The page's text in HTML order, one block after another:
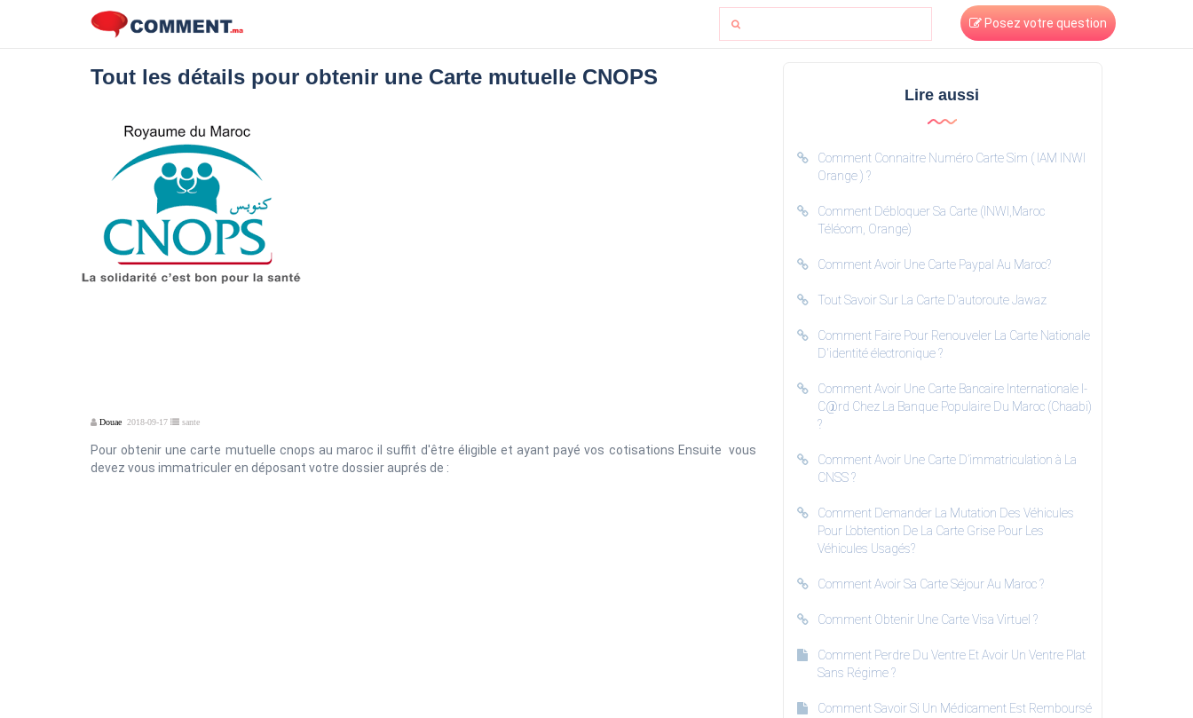
Posez votre question
Tout les détails pour obtenir une Carte mutuelle CNOPS
Douae 2018-09-17 sante
Pour obtenir une carte mutuelle cnops au maroc il suffit d'être éligible et ayant payé vos cotisations Ensuite vous
devez vous immatriculer en déposant votre dossier auprés de :
Lire aussi
Comment Connaitre Numéro Carte Sim ( IAM INWI
Orange ) ?
Comment Débloquer Sa Carte (INWI,Maroc
Télécom, Orange)
Comment Avoir Une Carte Paypal Au Maroc?
Tout Savoir Sur La Carte D'autoroute Jawaz
Comment Faire Pour Renouveler La Carte Nationale
D'identité électronique ?
Comment Avoir Une Carte Bancaire Internationale I-
C@rd Chez La Banque Populaire Du Maroc (Chaabi)
?
Comment Avoir Une Carte D’immatriculation à La
CNSS ?
Comment Demander La Mutation Des Véhicules
Pour L’obtention De La Carte Grise Pour Les
Véhicules Usagés?
Comment Avoir Sa Carte Séjour Au Maroc ?
Comment Obtenir Une Carte Visa Virtuel ?
Comment Perdre Du Ventre Et Avoir Un Ventre Plat
Sans Régime ?
Comment Savoir Si Un Médicament Est Remboursé